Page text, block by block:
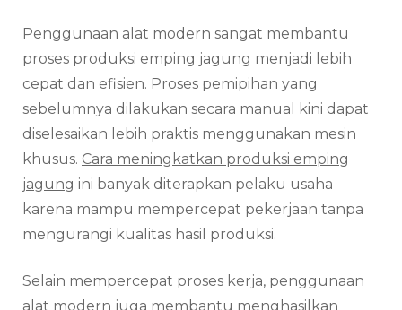
Penggunaan alat modern sangat membantu
proses produksi emping jagung menjadi lebih
cepat dan efisien. Proses pemipihan yang
sebelumnya dilakukan secara manual kini dapat
diselesaikan lebih praktis menggunakan mesin
khusus. Cara meningkatkan produksi emping
jagung ini banyak diterapkan pelaku usaha
karena mampu mempercepat pekerjaan tanpa
mengurangi kualitas hasil produksi.
Selain mempercepat proses kerja, penggunaan
alat modern juga membantu menghasilkan